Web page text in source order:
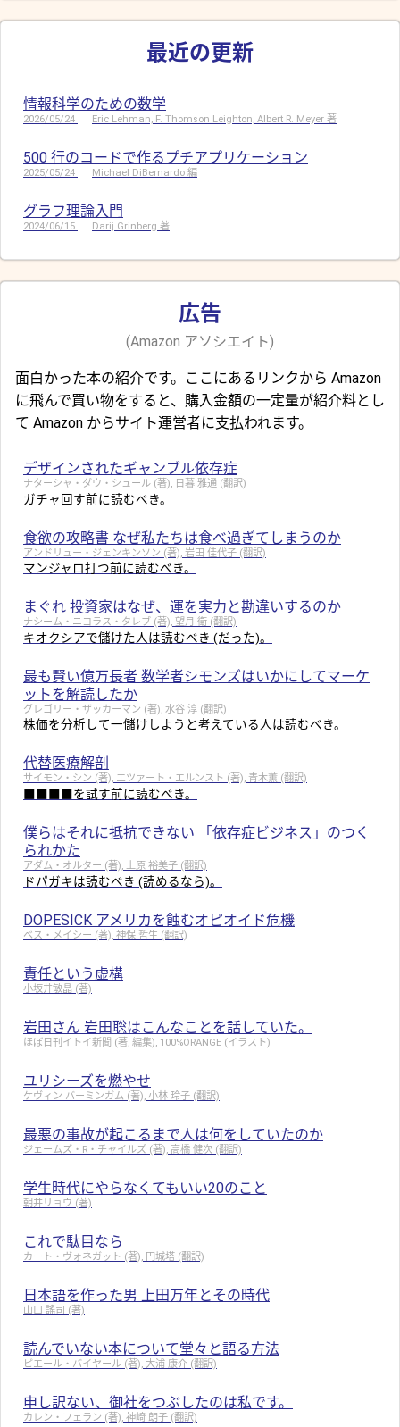
最近の更新
情報科学のための数学
2026/05/24 Eric Lehman, F. Thomson Leighton, Albert R. Meyer 著
500 行のコードで作るプチアプリケーション
2025/05/24 Michael DiBernardo 編
グラフ理論入門
2024/06/15 Darij Grinberg 著
広告
(Amazon アソシエイト)
面白かった本の紹介です。ここにあるリンクから Amazon
に飛んで買い物をすると、購入金額の一定量が紹介料とし
て Amazon からサイト運営者に支払われます。
デザインされたギャンブル依存症
ナターシャ・ダウ・シュール (著), 日暮 雅通 (翻訳)
ガチャ回す前に読むべき。
食欲の攻略書 なぜ私たちは食べ過ぎてしまうのか
アンドリュー・ジェンキンソン (著), 岩田 佳代子 (翻訳)
マンジャロ打つ前に読むべき。
まぐれ 投資家はなぜ、運を実力と勘違いするのか
ナシーム・ニコラス・タレブ (著), 望月 衛 (翻訳)
キオクシアで儲けた人は読むべき (だった)。
最も賢い億万長者 数学者シモンズはいかにしてマーケ
ットを解読したか
グレゴリー・ザッカーマン (著), 水谷 淳 (翻訳)
株価を分析して一儲けしようと考えている人は読むべき。
代替医療解剖
サイモン・シン (著), エツァート・エルンスト (著), 青木薫 (翻訳)
■■■■を試す前に読むべき。
僕らはそれに抵抗できない 「依存症ビジネス」のつく
られかた
アダム・オルター (著), 上原 裕美子 (翻訳)
ドパガキは読むべき (読めるなら)。
DOPESICK アメリカを蝕むオピオイド危機
ベス・メイシー (著), 神保 哲生 (翻訳)
責任という虚構
小坂井敏晶 (著)
岩田さん 岩田聡はこんなことを話していた。
ほぼ日刊イトイ新聞 (著, 編集), 100%ORANGE (イラスト)
ユリシーズを燃やせ
ケヴィン バーミンガム (著), 小林 玲子 (翻訳)
最悪の事故が起こるまで人は何をしていたのか
ジェームズ・R・チャイルズ (著), 高橋 健次 (翻訳)
学生時代にやらなくてもいい20のこと
朝井リョウ (著)
これで駄目なら
カート・ヴォネガット (著), 円城塔 (翻訳)
日本語を作った男 上田万年とその時代
山口 謠司 (著)
読んでいない本について堂々と語る方法
ピエール・バイヤール (著), 大浦 康介 (翻訳)
申し訳ない、御社をつぶしたのは私です。
カレン・フェラン (著), 神崎 朗子 (翻訳)